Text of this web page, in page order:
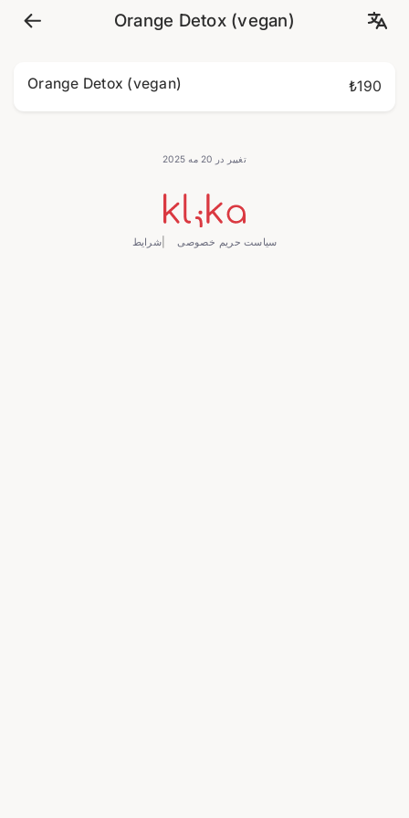
Orange Detox (vegan)
Orange Detox (vegan) ₺190
تغییر در 20 مه 2025
شرایط سیاست حریم خصوصی